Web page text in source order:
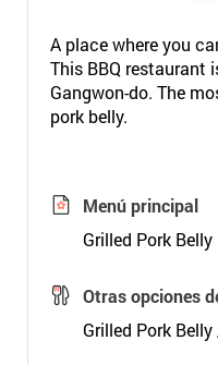
A place where you
This BBQ restaurant
Gangwon-do. The
pork belly.
Menú principal
Grilled Pork Belly
Otras opciones
Grilled Pork